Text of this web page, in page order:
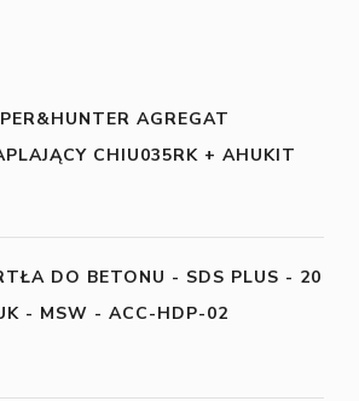
AGREGAT
CHIU035RK + AHUKIT
DO BETONU - SDS PLUS - 20
- MSW - ACC-HDP-02